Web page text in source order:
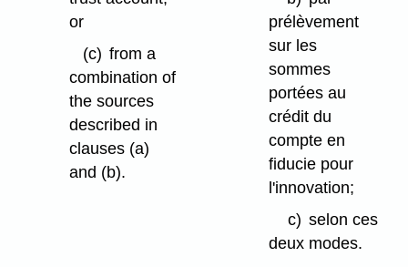
or
(c) from a
combination of
the sources
described in
clauses (a)
and (b).
prélèvement
sur les
sommes
portées au
crédit du
compte en
fiducie pour
l'innovation;
c) selon ces
deux modes.